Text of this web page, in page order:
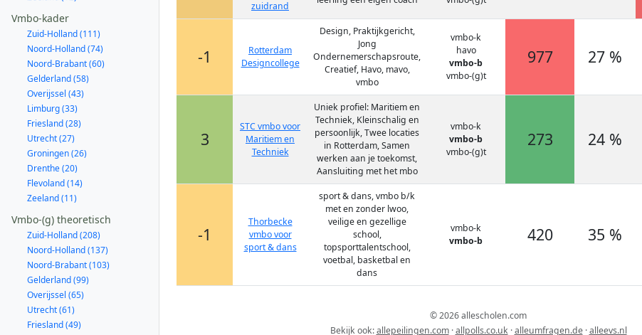
Vmbo-kader
Zuid-Holland (111)
Noord-Holland (74)
Noord-Brabant (60)
Gelderland (58)
Overijssel (43)
Limburg (33)
Friesland (28)
Utrecht (27)
Groningen (26)
Drenthe (20)
Flevoland (14)
Zeeland (11)
Vmbo-(g) theoretisch
Zuid-Holland (208)
Noord-Holland (137)
Noord-Brabant (103)
Gelderland (99)
Overijssel (65)
Utrecht (61)
Friesland (49)
zuidrand
-1
Rotterdam
Designcollege
Design, Praktijkgericht,
Jong
Ondernemerschapsroute,
Creatief, Havo, mavo,
vmbo
vmbo-k
havo
vmbo-b
vmbo-(g)t
977 27 %
3
STC vmbo voor
Maritiem en
Techniek
Uniek profiel: Maritiem en
Techniek, Kleinschalig en
persoonlijk, Twee locaties
in Rotterdam, Samen
werken aan je toekomst,
Aansluiting met het mbo
vmbo-k
vmbo-b
vmbo-(g)t
273 24 %
-1
Thorbecke
vmbo voor
sport & dans
sport & dans, vmbo b/k
met en zonder lwoo,
veilige en gezellige
school,
topsporttalentschool,
voetbal, basketbal en
dans
vmbo-k
vmbo-b
420 35 %
© 2026 allescholen.com
Bekijk ook:allepeilingen.com·allpolls.co.uk ·alleumfragen.de·alleevs.nl